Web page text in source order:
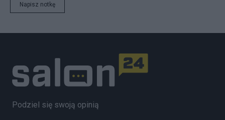
Napisz notkę
Podziel się swoją opinią